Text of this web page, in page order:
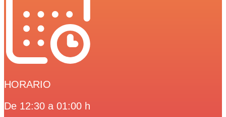
HORARIO
De 12:30 a 01:00 h